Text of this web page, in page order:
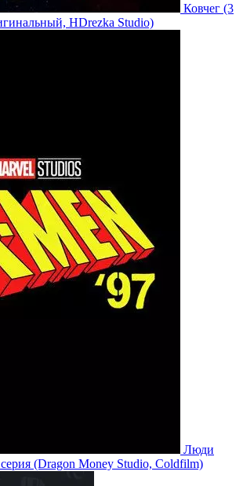
Ковчег (3
HDrezka Studio)
Люди
(Dragon Money Studio, Coldfilm)